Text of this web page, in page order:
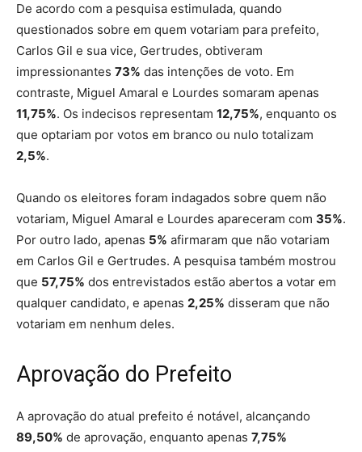
De acordo com a pesquisa estimulada, quando
questionados sobre em quem votariam para prefeito,
Carlos Gil e sua vice, Gertrudes, obtiveram
impressionantes 73% das intenções de voto. Em
contraste, Miguel Amaral e Lourdes somaram apenas
11,75%. Os indecisos representam 12,75%, enquanto os
que optariam por votos em branco ou nulo totalizam
2,5%.
Quando os eleitores foram indagados sobre quem não
votariam, Miguel Amaral e Lourdes apareceram com 35%.
Por outro lado, apenas 5% afirmaram que não votariam
em Carlos Gil e Gertrudes. A pesquisa também mostrou
que 57,75% dos entrevistados estão abertos a votar em
qualquer candidato, e apenas 2,25% disseram que não
votariam em nenhum deles.
Aprovação do Prefeito
A aprovação do atual prefeito é notável, alcançando
89,50% de aprovação, enquanto apenas 7,75%